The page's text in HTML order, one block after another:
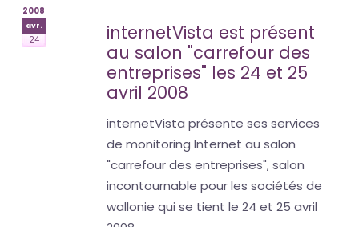
2008
avr.
24
internetVista est présent
au salon "carrefour des
entreprises" les 24 et 25
avril 2008
internetVista présente ses services
de monitoring Internet au salon
"carrefour des entreprises", salon
incontournable pour les sociétés de
wallonie qui se tient le 24 et 25 avril